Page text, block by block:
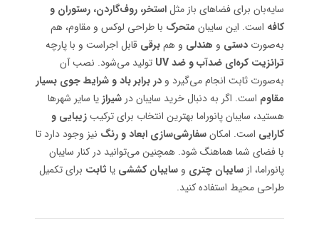
سایه‌بان برای فضاهای باز مثلاستخر، روف‌گاردن، رستوران و
کافه است. این سایبان متحرک با طراحی لوکس و مقاوم، هم
به‌صورت دستی و هندلی و همبرقی قابل اجراست و با پارچه
ترانزیت کره‌ای ضدآب و ضد UV
تولید می‌شود. نصب آن
به‌صورت ثابت انجام می‌گیرد و در برابر باد و شرایط جوی بسیار
مقاوم است. اگر به دنبال خرید سایبان در شیراز یا سایر شهرها
هستید، سایبان پانوراما بهترین انتخاب برای ترکیبزیبایی و
کارایی است. امکانسفارشی‌سازی ابعاد و رنگ نیز وجود دارد تا
با فضای شما هماهنگ شود. همچنین می‌توانید در کنار سایبان
پانوراما، از سایبان چتری و سایبان کششی یا ثابت برای تکمیل
طراحی محیط استفاده کنید.